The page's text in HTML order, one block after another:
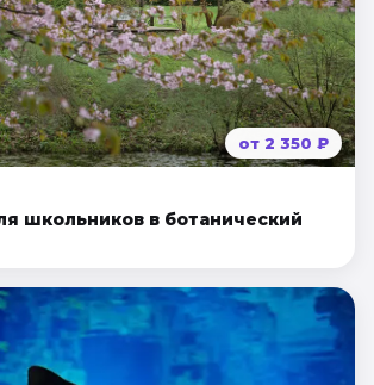
от 2 350 ₽
школьников в ботанический